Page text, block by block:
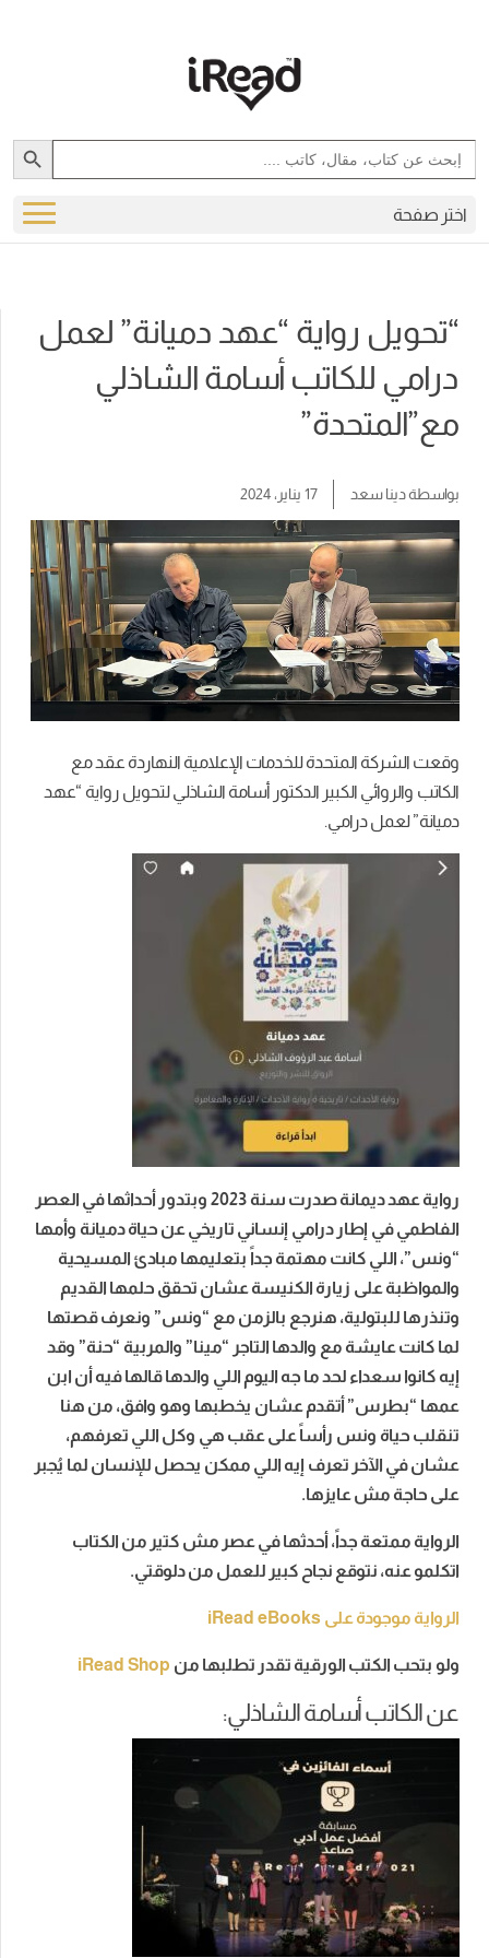
Search
for:
Search Button
اختر صفحة
“تحويل رواية “عهد دميانة” لعمل
درامي للكاتب أسامة الشاذلي
مع”المتحدة”
بواسطةدينا سعد 17 يناير، 2024
وقعت الشركة المتحدة للخدمات الإعلامية النهاردة عقد مع
الكاتب والروائي الكبير الدكتور أسامة الشاذلي لتحويل رواية “عهد
دميانة” لعمل درامي.
رواية عهد ديمانة صدرت سنة 2023 وبتدور أحداثها في العصر
الفاطمي في إطار درامي إنساني تاريخي عن حياة دميانة وأمها
“ونس”، اللي كانت مهتمة جداً بتعليمها مبادئ المسيحية
والمواظبة على زيارة الكنيسة عشان تحقق حلمها القديم
وتنذرها للبتولية، هنرجع بالزمن مع “ونس” ونعرف قصتها
لما كانت عايشة مع والدها التاجر “مينا” والمربية “حنة” وقد
إيه كانوا سعداء لحد ما جه اليوم اللي والدها قالها فيه أن ابن
عمها “بطرس” أتقدم عشان يخطبها وهو وافق، من هنا
تنقلب حياة ونس رأساً على عقب هي وكل اللي تعرفهم،
عشان في الآخر تعرف إيه اللي ممكن يحصل للإنسان لما يُجبر
على حاجة مش عايزها.
الرواية ممتعة جداً، أحدثها في عصر مش كتير من الكتاب
اتكلمو عنه، نتوقع نجاح كبير للعمل من دلوقتي.
الرواية موجودة على iRead eBooks
ولو بتحب الكتب الورقية تقدر تطلبها من iRead Shop
عن الكاتب أسامة الشاذلي: